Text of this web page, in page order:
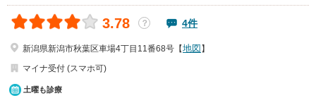
3.78 ？ 4件
新潟県新潟市秋葉区車場4丁目11番68号【地図 】
マイナ受付 (スマホ可)
土曜も診療